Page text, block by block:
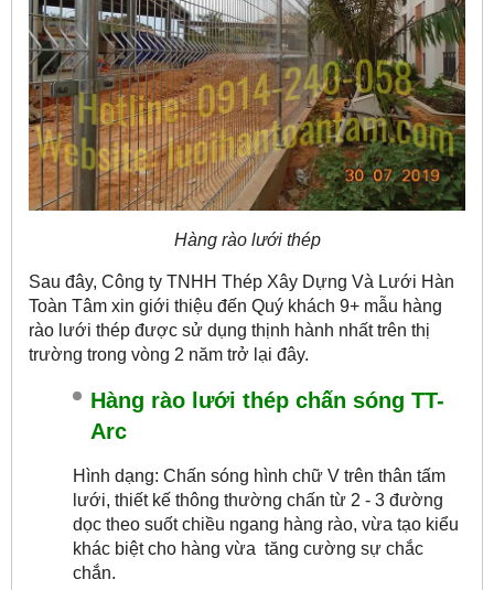
Hàng rào lưới thép
Sau đây, Công ty TNHH Thép Xây Dựng Và Lưới Hàn
Toàn Tâm xin giới thiệu đến Quý khách 9+ mẫu hàng
rào lưới thép được sử dụng thịnh hành nhất trên thị
trường trong vòng 2 năm trở lại đây.
Hàng rào lưới thép chấn sóng TT-
Arc
Hình dạng: Chấn sóng hình chữ V trên thân tấm
lưới, thiết kế thông thường chấn từ 2 - 3 đường
dọc theo suốt chiều ngang hàng rào, vừa tạo kiểu
khác biệt cho hàng vừa tăng cường sự chắc
chắn.